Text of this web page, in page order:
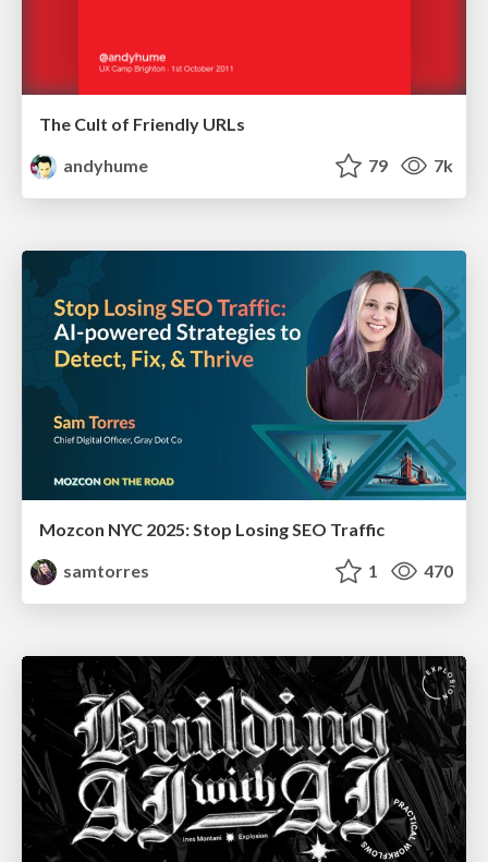
The Cult of Friendly URLs
andyhume
79 7k
Mozcon NYC 2025: Stop Losing SEO Traffic
samtorres
1 470